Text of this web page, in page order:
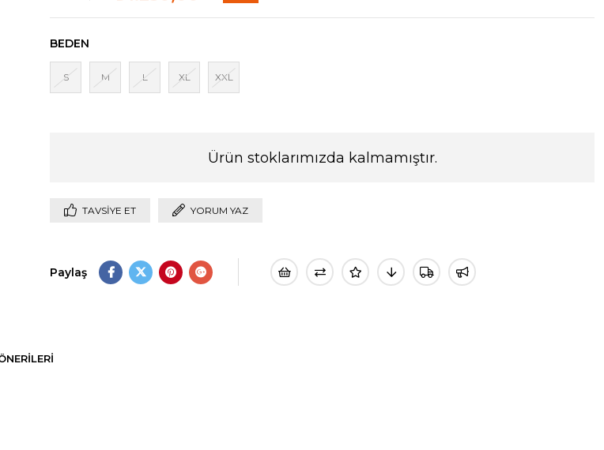
BEDEN
S M L XL XXL
Ürün stoklarımızda kalmamıştır.
TAVSIYE ET YORUM YAZ
Paylaş